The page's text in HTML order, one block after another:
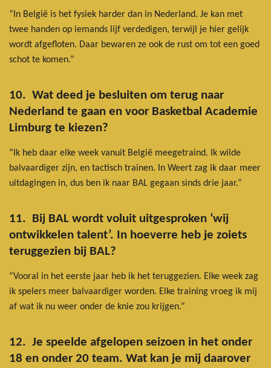
“In België is het fysiek harder dan in Nederland. Je kan met
twee handen op iemands lijf verdedigen, terwijl je hier gelijk
wordt afgefloten. Daar bewaren ze ook de rust om tot een goed
schot te komen.”
10. Wat deed je besluiten om terug naar
Nederland te gaan en voor Basketbal Academie
Limburg te kiezen?
“Ik heb daar elke week vanuit België meegetraind. Ik wilde
balvaardiger zijn, en tactisch trainen. In Weert zag ik daar meer
uitdagingen in, dus ben ik naar BAL gegaan sinds drie jaar.”
11. Bij BAL wordt voluit uitgesproken ‘wij
ontwikkelen talent’. In hoeverre heb je zoiets
teruggezien bij BAL?
“Vooral in het eerste jaar heb ik het teruggezien. Elke week zag
ik spelers meer balvaardiger worden. Elke training vroeg ik mij
af wat ik nu weer onder de knie zou krijgen.”
12. Je speelde afgelopen seizoen in het onder
18 en onder 20 team. Wat kan je mij daarover